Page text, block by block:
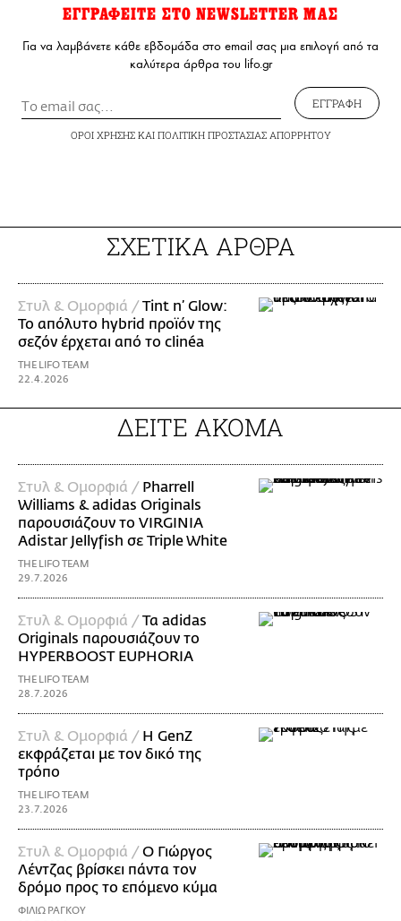
ΕΓΓΡΑΦΕΙΤΕ ΣΤΟ NEWSLETTER ΜΑΣ
Για να λαμβάνετε κάθε εβδομάδα στο email σας μια επιλογή από τα
καλύτερα άρθρα του lifo.gr
ΕΓΓΡΑΦΗ
ΟΡΟΙ ΧΡΗΣΗΣΚΑΙ ΠΟΛΙΤΙΚΗ ΠΡΟΣΤΑΣΙΑΣ ΑΠΟΡΡΗΤΟΥ
ΣΧΕΤΙΚΑ ΑΡΘΡΑ
Στυλ & Ομορφιά /Tint n’ Glow:
Το απόλυτο hybrid προϊόν της
σεζόν έρχεται από το clinéa
THE LIFO TEAM
22.4.2026
ΔΕΙΤΕ ΑΚΟΜΑ
Στυλ & Ομορφιά / Pharrell
Williams & adidas Originals
παρουσιάζουν το VIRGINIA
Adistar Jellyfish σε Triple White
THE LIFO TEAM
29.7.2026
Στυλ & Ομορφιά /Τα adidas
Originals παρουσιάζουν το
HYPERBOOST EUPHORIA
THE LIFO TEAM
28.7.2026
Στυλ & Ομορφιά / H GenZ
εκφράζεται με τον δικό της
τρόπο
THE LIFO TEAM
23.7.2026
Στυλ & Ομορφιά /Ο Γιώργος
Λέντζας βρίσκει πάντα τον
δρόμο προς το επόμενο κύμα
ΦΙΛΙΩ ΡΑΓΚΟΥ